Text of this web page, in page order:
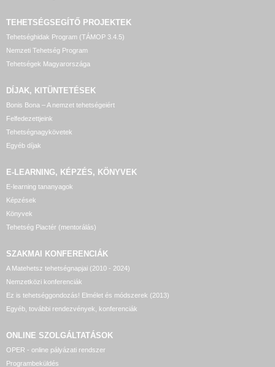
TEHETSÉGSEGÍTŐ PROJEKTEK
Tehetséghidak Program (TÁMOP 3.4.5)
Nemzeti Tehetség Program
Tehetségek Magyarországa
DÍJAK, KITÜNTETÉSEK
Bonis Bona – A nemzet tehetségeiért
Felfedezettjeink
Tehetségnagykövetek
Egyéb díjak
E-LEARNING, KÉPZÉS, KÖNYVEK
E-learning tananyagok
Képzések
Könyvek
Tehetség Piactér (mentorálás)
SZAKMAI KONFERENCIÁK
A Matehetsz tehetségnapjai (2010 - 2024)
Nemzetközi konferenciák
Ez is tehetséggondozás! Elmélet és módszerek (2013)
Egyéb, további rendezvények, konferenciák
ONLINE SZOLGÁLTATÁSOK
OPER - online pályázati rendszer
Programbeküldés